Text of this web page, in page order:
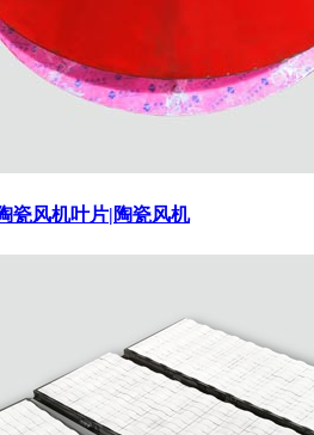
瓷风机叶片|陶瓷风机